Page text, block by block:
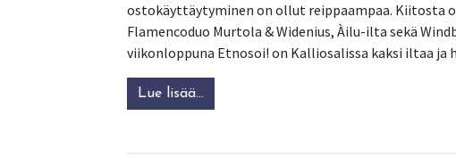
ostokäyttäytyminen on ollut reippaampaa. Kiitosta
Flamencoduo Murtola & Widenius, Àilu-ilta sekä
viikonloppuna Etnosoi! on Kalliosalissa kaksi iltaa
Lue lisää…